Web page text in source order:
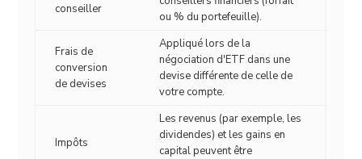
conseiller
ou % du portefeuille).
Frais de
conversion
de devises
Appliqué lors de la
négociation d'ETF dans une
devise différente de celle de
votre compte.
Impôts
Les revenus (par exemple, les
dividendes) et les gains en
capital peuvent être